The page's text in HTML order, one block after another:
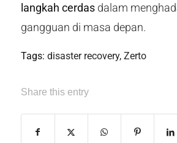
langkah cerdasdalam
gangguan di masa depan.
Tags: disaster recovery, Zerto
Share this entry